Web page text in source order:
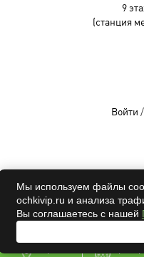
9
(станция
Войти /
Все
Мы используем файлы
ochkivip.ru и анализа
Вы соглашаетесь с нашей